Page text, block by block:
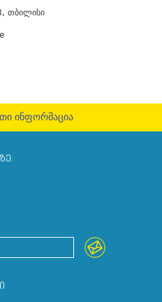
თბილისი
ინფორმაცია